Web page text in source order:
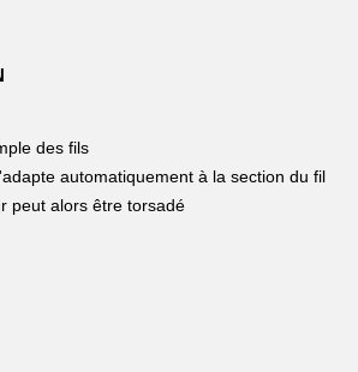
des fils
automatiquement à la section du fil
peut alors être torsadé